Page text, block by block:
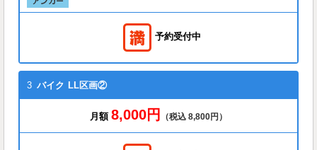
予約受付中
3 バイク LL区画②
月額 8,000円 （税込 8,800円）